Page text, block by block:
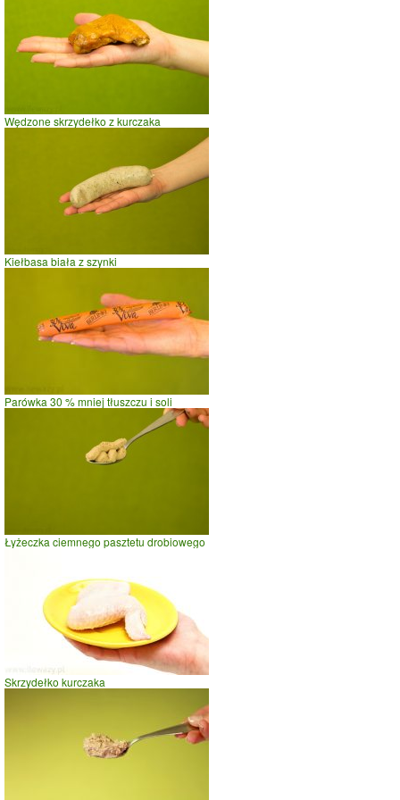
0
prasowanie
prowadzenie samochodu
Wędzone skrzydełko z kurczaka
Kiełbasa biała z szynki
Parówka 30 % mniej tłuszczu i soli
Łyżeczka ciemnego pasztetu drobiowego
Skrzydełko kurczaka